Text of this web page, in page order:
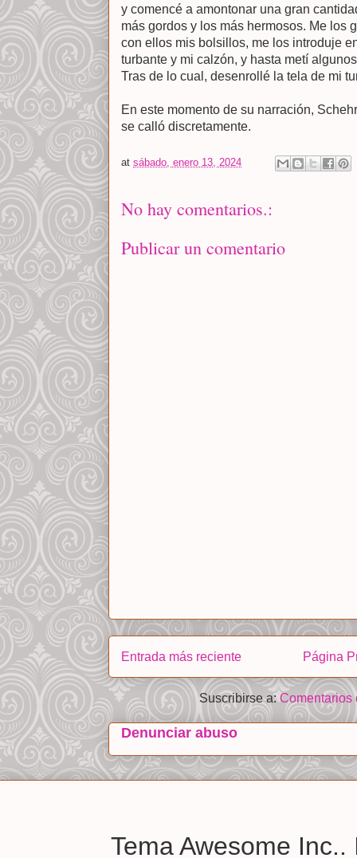
y comencé a amontonar una gran
más gordos y los más hermosos. Me los
con ellos mis bolsillos, me los introduje
turbante y mi calzón, y hasta metí
Tras de lo cual, desenrollé la tela de mi
En este momento de su narración,
se calló discretamente.
at sábado, enero 13, 2024
No hay comentarios.:
Publicar un comentario
Entrada más reciente Página
Suscribirse a:Comentarios
Denunciar abuso
Tema Awesome